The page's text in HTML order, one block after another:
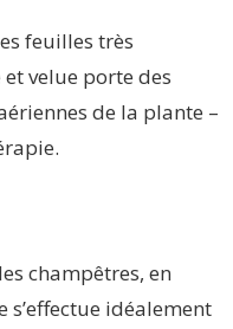
feuilles très
velue porte des
de la plante –
champêtres, en
idéalement